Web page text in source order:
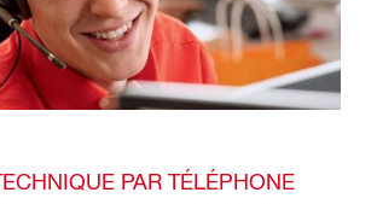
PAR TÉLÉPHONE